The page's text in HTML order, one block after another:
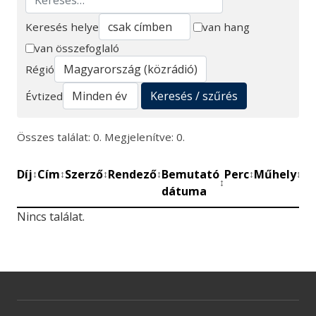
Keresés
Keresés helye
van hang
van összefoglaló
Régió
Évtized
Keresés / szűrés
Összes találat: 0. Megjelenítve: 0.
Díj↕Cím↕Szerző↕Rendező↕Bemutató
dátuma
↕
Perc↕Műhely↕
Nincs találat.